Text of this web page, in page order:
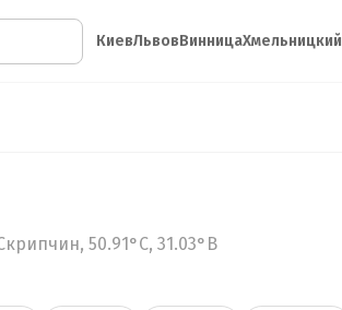
КиевЛьвовВинницаХмельницкий
50.91°С, 31.03°В